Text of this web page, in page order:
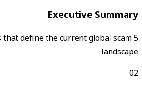
Executive Summary
that define the current global scam
landscape
02